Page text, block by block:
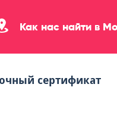
Как нас найти в
сертификат